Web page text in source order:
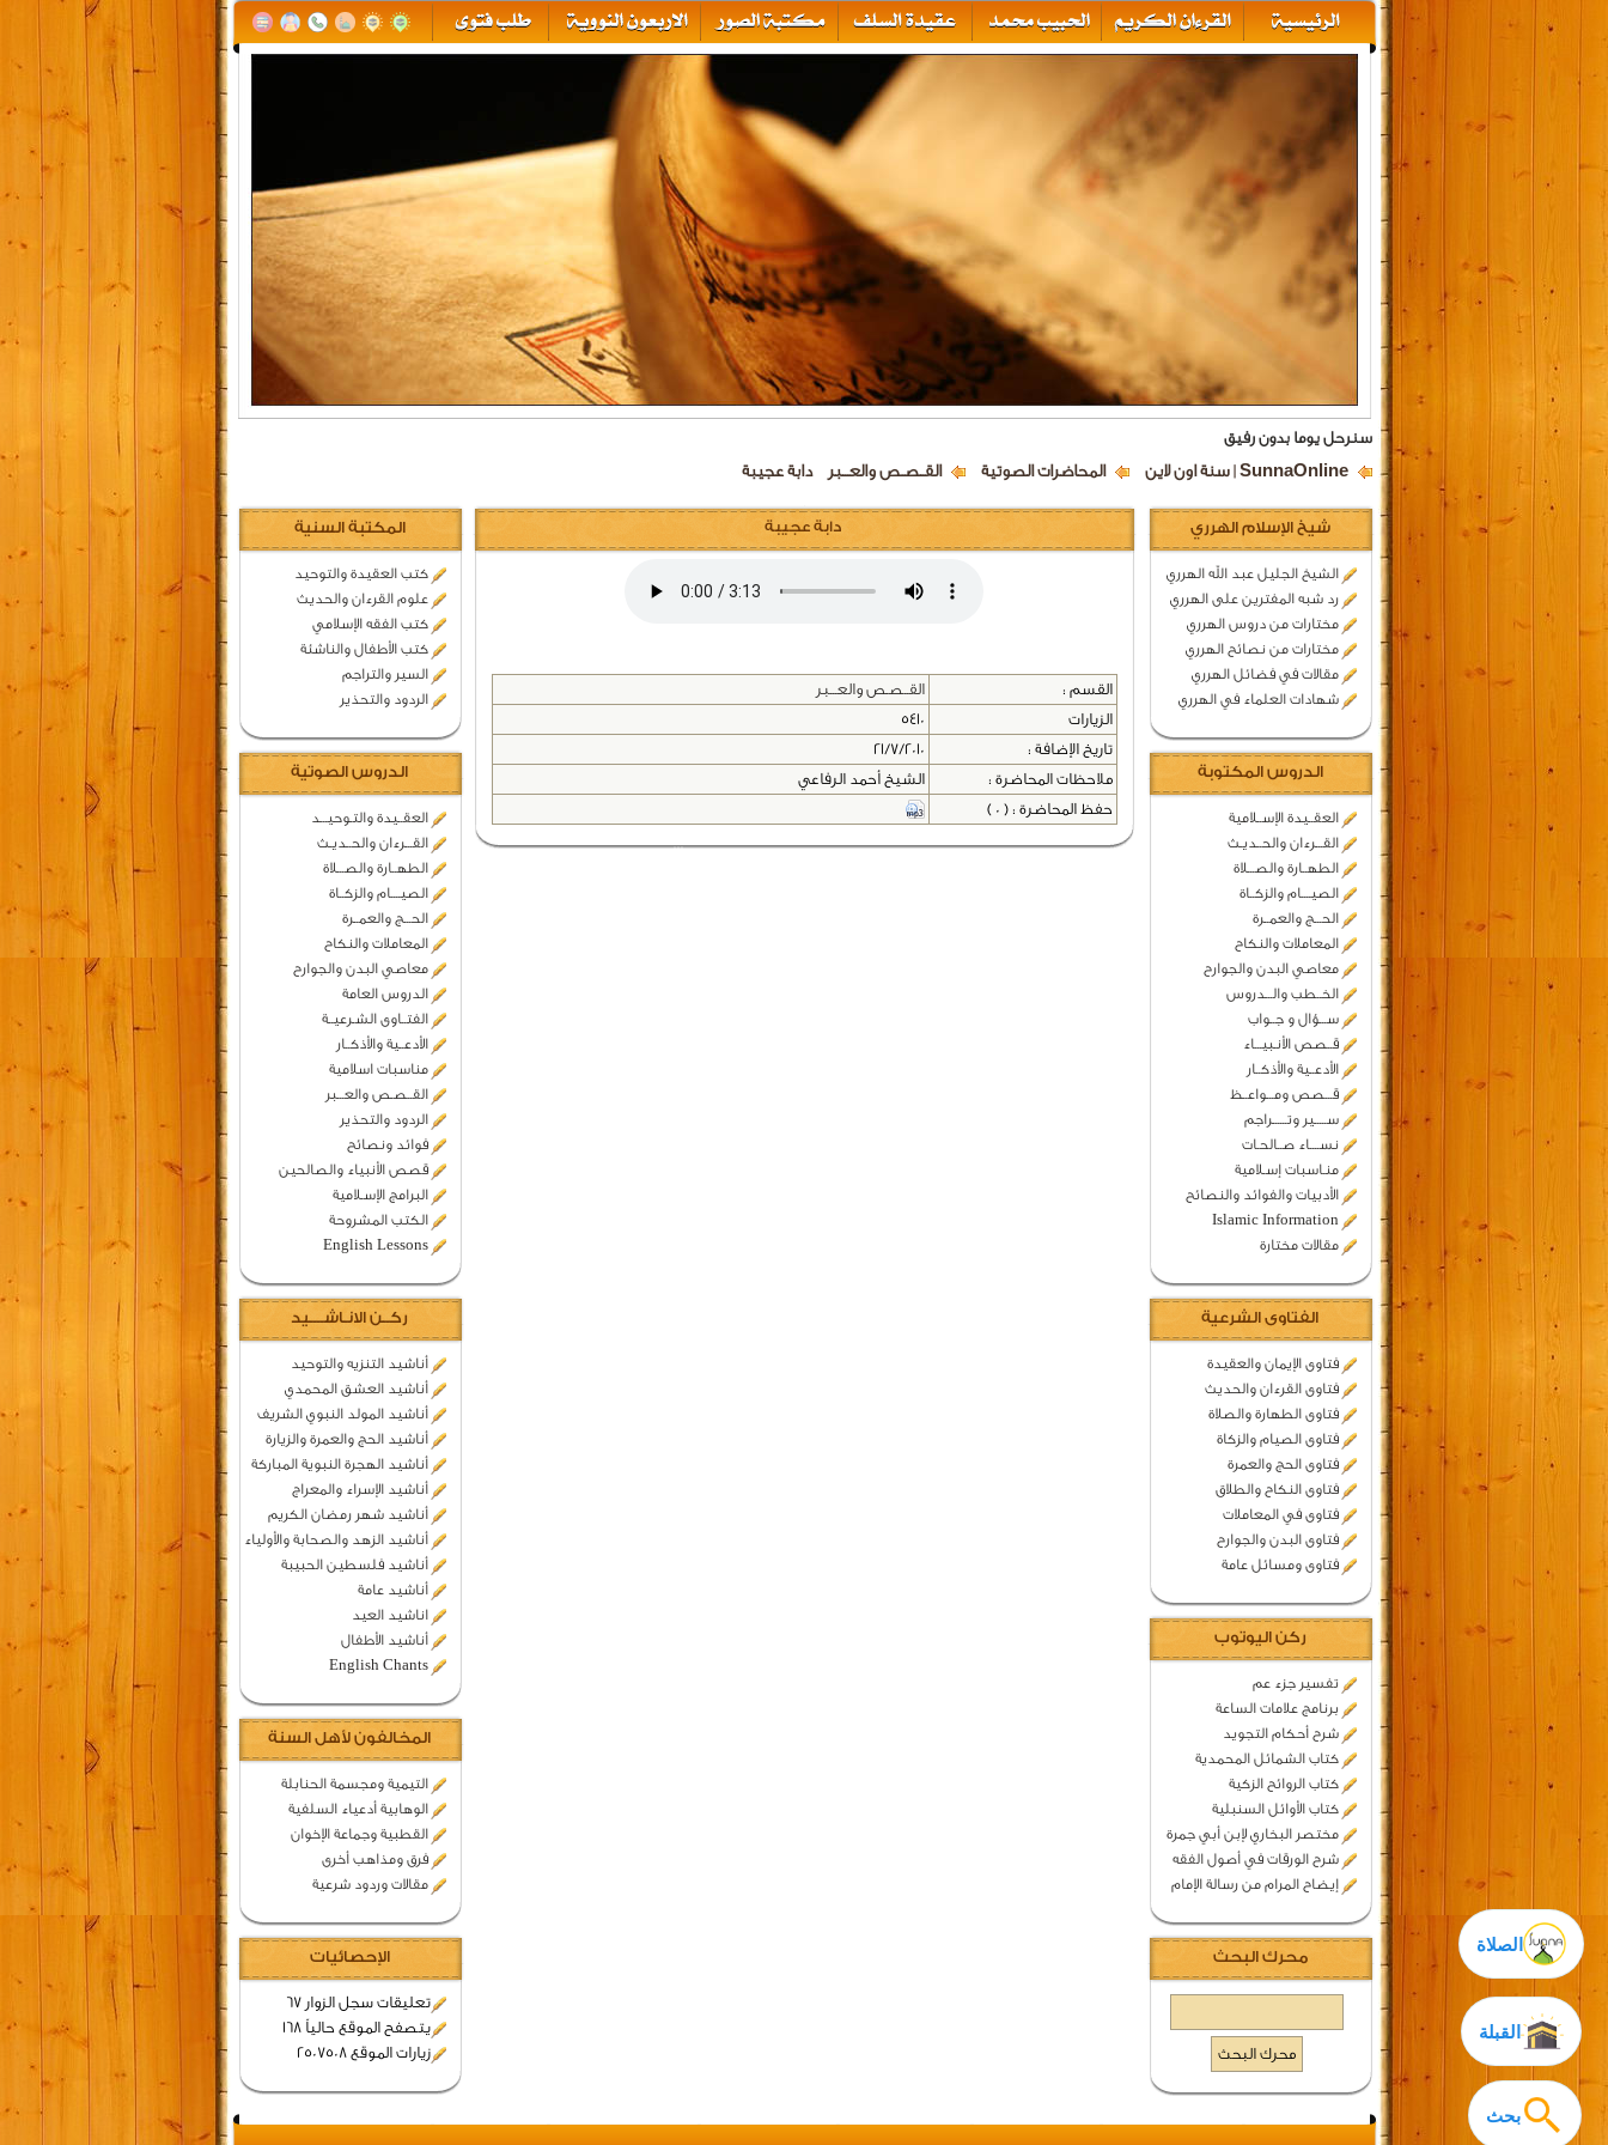
سنرحل يوما بدون رفيق
SunnaOnline | سنة اون لاين المحاضرات الصوتية القــصـص والعـــبر دابة عجيبة
بحث
الصلاة
شيخ الإسلام الهرري
الشيخ الجليل عبد الله الهرري
رد شبه المفترين على الهرري
مختارات من دروس الهرري
مختارات من نصائح الهرري
مقالات في فضائل الهرري
شهادات العلماء في الهرري
الدروس المكتوبة
العقــيدة الإســلامية
القـــرءان والحــديـث
الطهــارة والصـــلاة
الصيــــام والزكــاة
الحـــج والعمــرة
المعاملات والنكاح
معاصي البدن والجوارح
الخــطب والـــدروس
ســـؤال و جــواب
قــصص الأنـبيـــاء
الأدعــية والأذكــار
قـــصص ومـــواعــظ
ســـــير وتــــــراجم
نســــاء صــالحـات
منـاسبات إسـلامية
الأدبيات والفوائد والنصائح
Islamic Information
مقالات مختارة
الفتاوى الشرعية
فتاوى الإيمان والعقيدة
فتاوى القرءان والحديث
فتاوى الطهارة والصلاة
فتاوى الصيام والزكاة
فتاوى الحج والعمرة
فتاوى النكاح والطلاق
فتاوى في المعاملات
فتاوى البدن والجوارح
فتاوى ومسائل عامة
ركن اليوتوب
تفسير جزء عم
برنامج علامات الساعة
شرح أحكام التجويد
كتاب الشمائل المحمدية
كتاب الروائح الزكية
كتاب الأوائل السنبلية
مختصر البخاري لإبن أبي جمرة
شرح الورقات في أصول الفقه
إيضاح المرام من رسالة الإمام
محرك البحث
القبلة
المكتبة السنية
كتب العقيدة والتوحيد
علوم القرءان والحديث
كتب الفقه الإسلامي
كتب الأطفال والناشئة
السير والتراجم
الردود والتحذير
الدروس الصوتية
العقــيدة والتـوحيـــد
القـــرءان والحــديـث
الطهــارة والصـــلاة
الصيــــام والزكــاة
الحـــج والعمــرة
المعاملات والنكاح
معاصي البدن والجوارح
الدروس العامة
الفتــاوى الشـرعيــة
الأدعــية والأذكــار
مناسبات اسلامية
القــصـص والعـــبر
الردود والتحذير
فوائد ونصائح
قصص الأنبياء والصالحين
البرامج الإسـلامية
الكتب المشروحة
English Lessons
ركــن الانـاشــــيد
أناشيد التنزيه والتوحيد
أناشيد العشق المحمدي
أناشيد المولد النبوي الشريف
أناشيد الحج والعمرة والزيارة
أناشيد الهجرة النبوية المباركة
أناشيد الإسراء والمعراج
أناشيد شهر رمضان الكريم
أناشيد الزهد والصحابة والأولياء
أناشيد فلسطين الحبيبة
أناشيد عامة
اناشيد العيد
أناشيد الأطفال
English Chants
المخالفون لأهل السنة
التيمية ومجسمة الحنابلة
الوهابية أدعياء السلفية
القطبية وجماعة الإخوان
فرق ومذاهب أخرى
مقالات وردود شرعية
الإحصائيات
تعليقات سجل الزوار 67
يتصفح الموقع حالياً 168
زيارات الموقع 2507508
دابة عجيبة
القسم :
القــصـص والعـــبر
الزيارات
5410
تاريخ الإضافة :
21/7/2010
ملاحظات المحاضرة :
الشيخ أحمد الرفاعي
حفظ المحاضرة : ( 0 )